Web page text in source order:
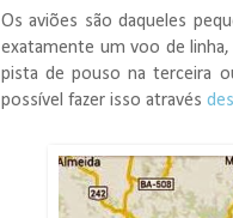
Os aviões são daqueles
exatamente um voo de
pista de pouso na terceira
possível fazer isso através